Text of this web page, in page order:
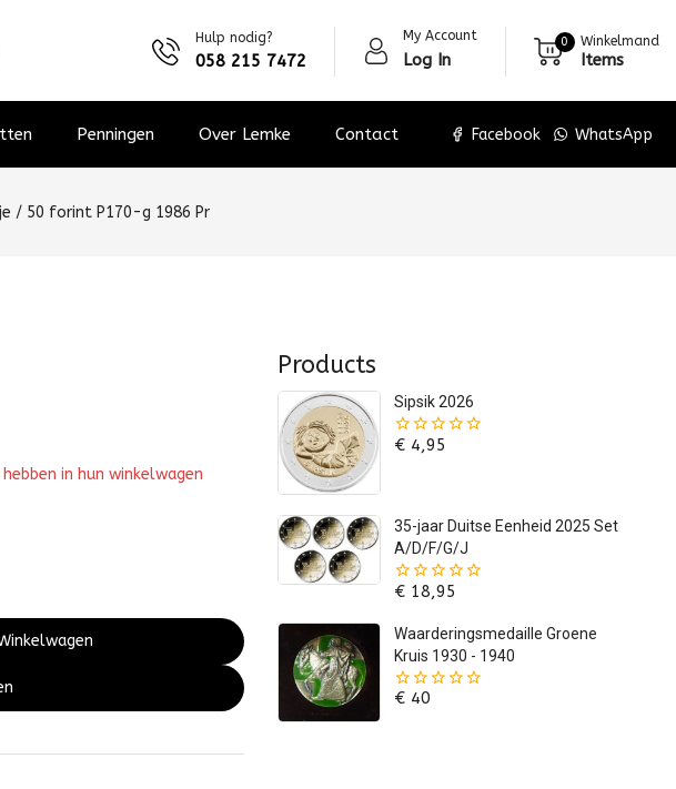
Hulp nodig?
058 215 7472
My Account
Log In
0 Winkelmand
Items
Penningen Over Lemke Contact Facebook WhatsApp
/ 50 forint P170-g 1986 Pr
Products
Sipsik 2026
0
€ 4,95
35-jaar Duitse Eenheid 2025 Set
A/D/F/G/J
0
de
5
€ 18,95
Waarderingsmedaille Groene
Kruis 1930 - 1940
0
€ 40
in hun winkelwagen